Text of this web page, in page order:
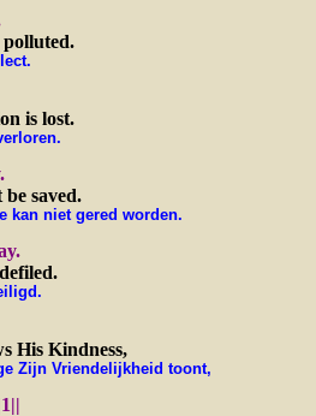
polluted.
is lost.
saved.
kan niet gered worden.
His Kindness,
Zijn Vriendelijkheid toont,